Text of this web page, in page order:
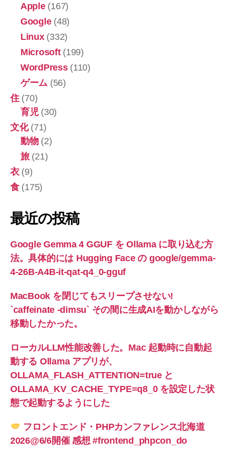
Apple(167)
Google(48)
Linux(332)
Microsoft(199)
WordPress(110)
ゲーム (56)
住(70)
育児(30)
文化(71)
動物(2)
旅(21)
衣(9)
食(175)
最近の投稿
Google Gemma 4 GGUF を Ollama に取り込む方
法。具体的には Hugging Face の google/gemma-
4-26B-A4B-it-qat-q4_0-gguf
MacBook を閉じてもスリープさせない!
`caffeinate -dimsu` その間に生成AIを動かしながら
移動したかった。
ローカルLLM性能改善した。Mac 起動時に自動起
動する Ollama アプリが、
OLLAMA_FLASH_ATTENTION=true と
OLLAMA_KV_CACHE_TYPE=q8_0 を設定した状
態で起動するようにした
フロントエンド・PHPカンファレンス北海道
2026@6/6開催 感想 #frontend_phpcon_do